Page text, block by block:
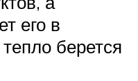
его в
берется